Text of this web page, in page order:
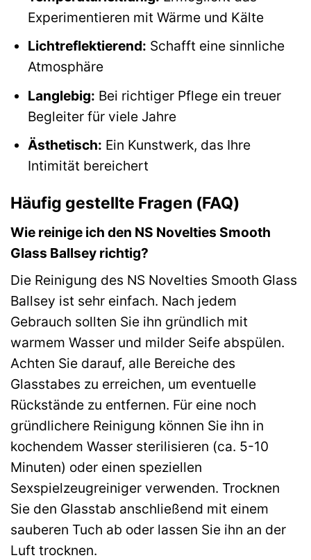
Experimentieren mit Wärme und Kälte
Lichtreflektierend: Schafft eine sinnliche
Atmosphäre
Langlebig: Bei richtiger Pflege ein treuer
Begleiter für viele Jahre
Ästhetisch: Ein Kunstwerk, das Ihre
Intimität bereichert
Häufig gestellte Fragen (FAQ)
Wie reinige ich den NS Novelties Smooth
Glass Ballsey richtig?
Die Reinigung des NS Novelties Smooth Glass
Ballsey ist sehr einfach. Nach jedem
Gebrauch sollten Sie ihn gründlich mit
warmem Wasser und milder Seife abspülen.
Achten Sie darauf, alle Bereiche des
Glasstabes zu erreichen, um eventuelle
Rückstände zu entfernen. Für eine noch
gründlichere Reinigung können Sie ihn in
kochendem Wasser sterilisieren (ca. 5-10
Minuten) oder einen speziellen
Sexspielzeugreiniger verwenden. Trocknen
Sie den Glasstab anschließend mit einem
sauberen Tuch ab oder lassen Sie ihn an der
Luft trocknen.